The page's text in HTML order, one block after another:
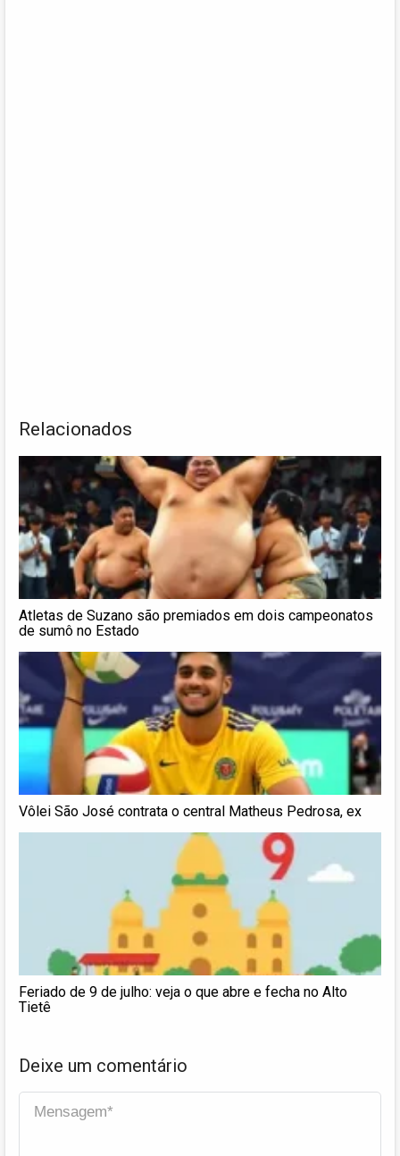
Relacionados
Atletas de Suzano são premiados em dois campeonatos
de sumô no Estado
Vôlei São José contrata o central Matheus Pedrosa, ex
Feriado de 9 de julho: veja o que abre e fecha no Alto
Tietê
Deixe um comentário